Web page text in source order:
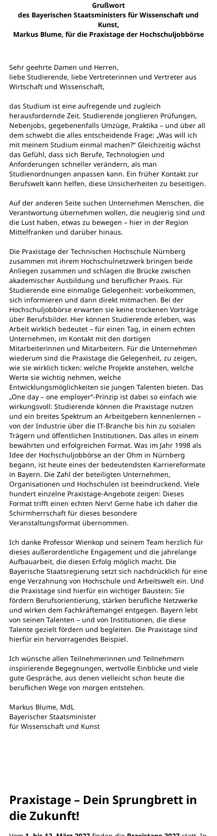
Grußwort
des Bayerischen Staatsministers für Wissenschaft und
Kunst,
Markus Blume, für die Praxistage der Hochschuljobbörse
Sehr geehrte Damen und Herren,
liebe Studierende, liebe Vertreterinnen und Vertreter aus
Wirtschaft und Wissenschaft,
das Studium ist eine aufregende und zugleich
herausfordernde Zeit. Studierende jonglieren Prüfungen,
Nebenjobs, gegebenenfalls Umzüge, Praktika – und über all
dem schwebt die alles entscheidende Frage: „Was will ich
mit meinem Studium einmal machen?“ Gleichzeitig wächst
das Gefühl, dass sich Berufe, Technologien und
Anforderungen schneller verändern, als man
Studienordnungen anpassen kann. Ein früher Kontakt zur
Berufswelt kann helfen, diese Unsicherheiten zu beseitigen.
Auf der anderen Seite suchen Unternehmen Menschen, die
Verantwortung übernehmen wollen, die neugierig sind und
die Lust haben, etwas zu bewegen – hier in der Region
Mittelfranken und darüber hinaus.
Die Praxistage der Technischen Hochschule Nürnberg
zusammen mit ihrem Hochschulnetzwerk bringen beide
Anliegen zusammen und schlagen die Brücke zwischen
akademischer Ausbildung und beruflicher Praxis. Für
Studierende eine einmalige Gelegenheit: vorbeikommen,
sich informieren und dann direkt mitmachen. Bei der
Hochschuljobbörse erwarten sie keine trockenen Vorträge
über Berufsbilder. Hier können Studierende erleben, was
Arbeit wirklich bedeutet – für einen Tag, in einem echten
Unternehmen, im Kontakt mit den dortigen
Mitarbeiterinnen und Mitarbeitern. Für die Unternehmen
wiederum sind die Praxistage die Gelegenheit, zu zeigen,
wie sie wirklich ticken: welche Projekte anstehen, welche
Werte sie wichtig nehmen, welche
Entwicklungsmöglichkeiten sie jungen Talenten bieten. Das
„One day – one employer“-Prinzip ist dabei so einfach wie
wirkungsvoll: Studierende können die Praxistage nutzen
und ein breites Spektrum an Arbeitgebern kennenlernen –
von der Industrie über die IT-Branche bis hin zu sozialen
Trägern und öffentlichen Institutionen. Das alles in einem
bewährten und erfolgreichen Format. Was im Jahr 1998 als
Idee der Hochschuljobbörse an der Ohm in Nürnberg
begann, ist heute eines der bedeutendsten Karriereformate
in Bayern. Die Zahl der beteiligten Unternehmen,
Organisationen und Hochschulen ist beeindruckend. Viele
hundert einzelne Praxistage-Angebote zeigen: Dieses
Format trifft einen echten Nerv! Gerne habe ich daher die
Schirmherrschaft für dieses besondere
Veranstaltungsformat übernommen.
Ich danke Professor Wienkop und seinem Team herzlich für
dieses außerordentliche Engagement und die jahrelange
Aufbauarbeit, die diesen Erfolg möglich macht. Die
Bayerische Staatsregierung setzt sich nachdrücklich für eine
enge Verzahnung von Hochschule und Arbeitswelt ein. Und
die Praxistage sind hierfür ein wichtiger Baustein: Sie
fördern Berufsorientierung, stärken berufliche Netzwerke
und wirken dem Fachkräftemangel entgegen. Bayern lebt
von seinen Talenten – und von Institutionen, die diese
Talente gezielt fördern und begleiten. Die Praxistage sind
hierfür ein hervorragendes Beispiel.
Ich wünsche allen Teilnehmerinnen und Teilnehmern
inspirierende Begegnungen, wertvolle Einblicke und viele
gute Gespräche, aus denen vielleicht schon heute die
beruflichen Wege von morgen entstehen.
Markus Blume, MdL
Bayerischer Staatsminister
für Wissenschaft und Kunst
Praxistage – Dein Sprungbrett in
die Zukunft!